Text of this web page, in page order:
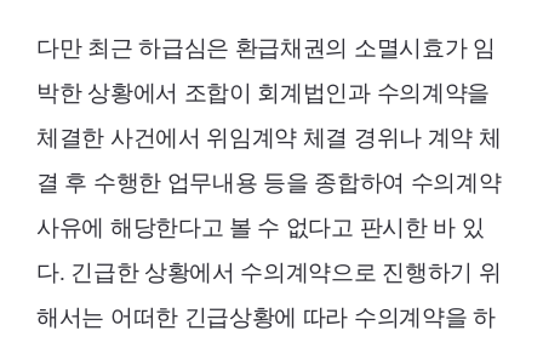
다만 최근 하급심은 환급채권의 소멸시효가 임
박한 상황에서 조합이 회계법인과 수의계약을
체결한 사건에서 위임계약 체결 경위나 계약 체
결 후 수행한 업무내용 등을 종합하여 수의계약
사유에 해당한다고 볼 수 없다고 판시한 바 있
다. 긴급한 상황에서 수의계약으로 진행하기 위
해서는 어떠한 긴급상황에 따라 수의계약을 하